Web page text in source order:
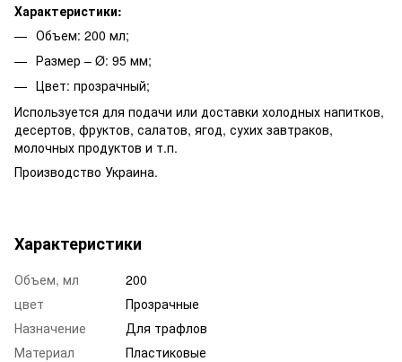
Характеристики:
Объем: 200 мл;
Размер – Ø: 95 мм;
Цвет: прозрачный;
Используется для подачи или доставки холодных напитков,
десертов, фруктов, салатов, ягод, сухих завтраков,
молочных продуктов и т.п.
Производство Украина.
Характеристики
Объем, мл
200
цвет
Прозрачные
Назначение
Для трафлов
Материал
Пластиковые